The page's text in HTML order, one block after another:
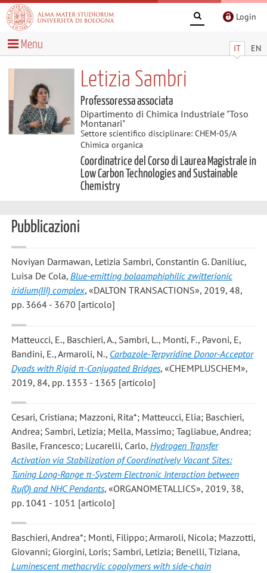
Login
IT EN
Menu
Letizia Sambri
Professoressa associata
Dipartimento di Chimica Industriale "Toso
Montanari"
Settore scientifico disciplinare: CHEM-05/A
Chimica organica
Coordinatrice del Corso di Laurea Magistrale in
Low Carbon Technologies and Sustainable
Chemistry
Pubblicazioni
Noviyan Darmawan, Letizia Sambri, Constantin G. Daniliuc,
Luisa De Cola, Blue-emitting bolaamphiphilic zwitterionic
iridium(III) complex, «DALTON TRANSACTIONS», 2019, 48,
pp. 3664 - 3670 [articolo]
Matteucci, E., Baschieri, A., Sambri, L., Monti, F., Pavoni, E,
Bandini, E., Armaroli, N., Carbazole-Terpyridine Donor-Acceptor
Dyads with Rigid π-Conjugated Bridges, «CHEMPLUSCHEM»,
2019, 84, pp. 1353 - 1365 [articolo]
Cesari, Cristiana; Mazzoni, Rita*; Matteucci, Elia; Baschieri,
Andrea; Sambri, Letizia; Mella, Massimo; Tagliabue, Andrea;
Basile, Francesco; Lucarelli, Carlo, Hydrogen Transfer
Activation via Stabilization of Coordinatively Vacant Sites:
Tuning Long-Range π-System Electronic Interaction between
Ru(0) and NHC Pendants, «ORGANOMETALLICS», 2019, 38,
pp. 1041 - 1051 [articolo]
Baschieri, Andrea*; Monti, Filippo; Armaroli, Nicola; Mazzotti,
Giovanni; Giorgini, Loris; Sambri, Letizia; Benelli, Tiziana,
Luminescent methacrylic copolymers with side-chain